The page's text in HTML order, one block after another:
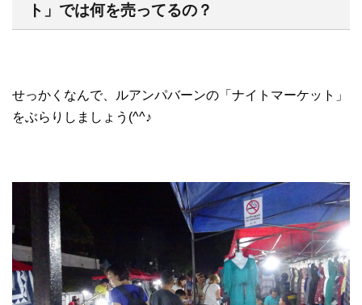
ト」では何を売ってるの？
せっかくなんで、ルアンパバーンの「ナイトマーケット」
をぶらりしましょう(^^♪